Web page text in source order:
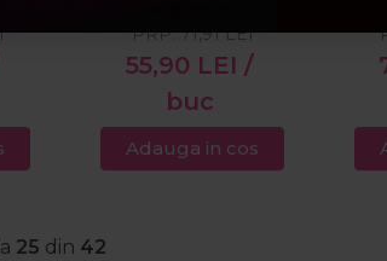
55,90 LEI /
buc
PRP:71,91LEI
Adauga in cos
la 25 din 42